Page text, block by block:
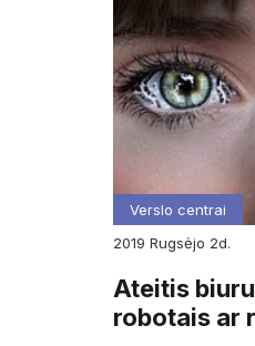
Verslo centrai
2019
rugsėjo 2d.
Ateitis
robotais ar